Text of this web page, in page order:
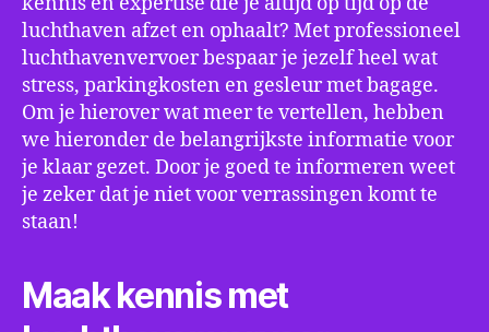
luchthaven afzet en ophaalt? Met professioneel
luchthavenvervoer bespaar je jezelf heel wat
stress, parkingkosten en gesleur met bagage.
Om je hierover wat meer te vertellen, hebben
we hieronder de belangrijkste informatie voor
je klaar gezet. Door je goed te informeren weet
je zeker dat je niet voor verrassingen komt te
staan!
Maak kennis met